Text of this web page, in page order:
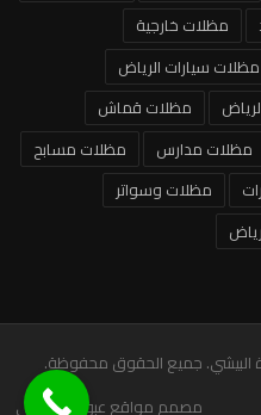
مظلات خارجية
مظلات سيارات الرياض
مظلات قماش
مظلات مدارس
مظلات مسابح
مظلات وسواتر
مصمم مواقع عبودالهاشمي